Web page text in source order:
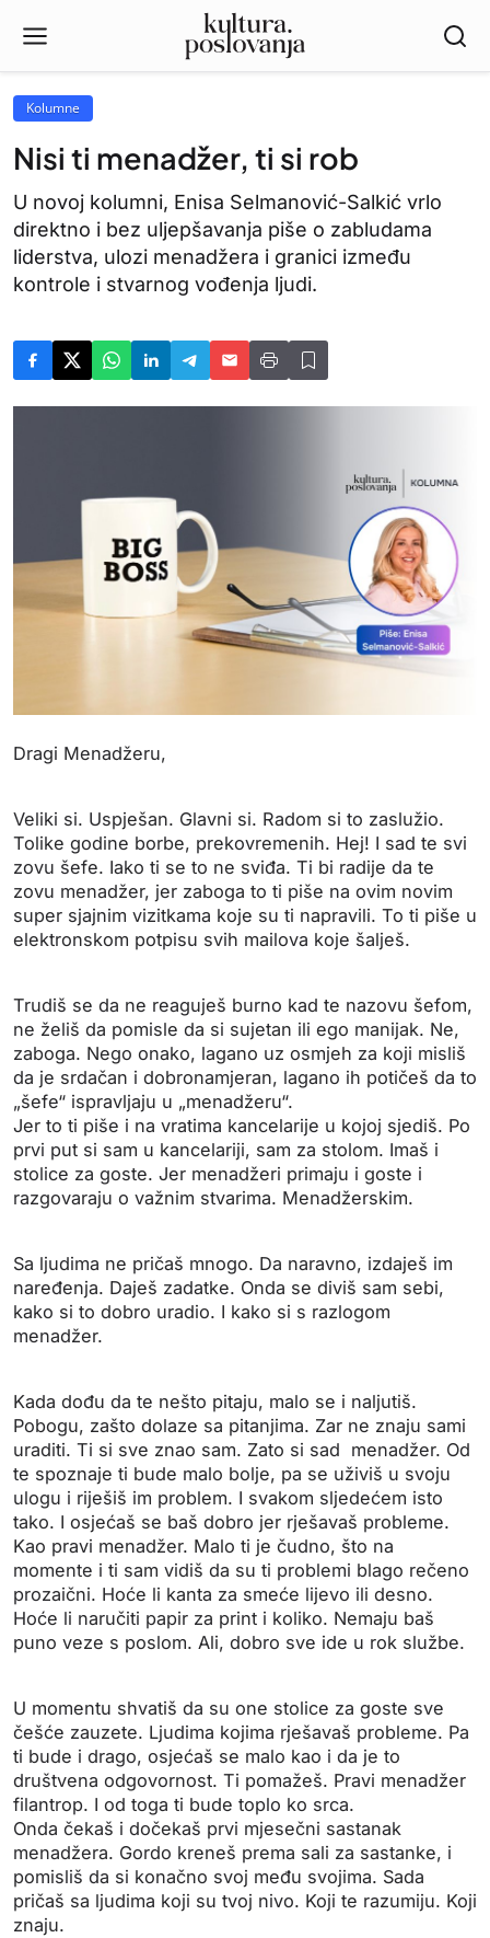
Kolumne
Nisi ti menadžer, ti si rob
U novoj kolumni, Enisa Selmanović-Salkić vrlo
direktno i bez uljepšavanja piše o zabludama
liderstva, ulozi menadžera i granici između
kontrole i stvarnog vođenja ljudi.
Dragi Menadžeru,
Veliki si. Uspješan. Glavni si. Radom si to zaslužio.
Tolike godine borbe, prekovremenih. Hej! I sad te svi
zovu šefe. Iako ti se to ne sviđa. Ti bi radije da te
zovu menadžer, jer zaboga to ti piše na ovim novim
super sjajnim vizitkama koje su ti napravili. To ti piše u
elektronskom potpisu svih mailova koje šalješ.
Trudiš se da ne reaguješ burno kad te nazovu šefom,
ne želiš da pomisle da si sujetan ili ego manijak. Ne,
zaboga. Nego onako, lagano uz osmjeh za koji misliš
da je srdačan i dobronamjeran, lagano ih potičeš da to
„šefe“ ispravljaju u „menadžeru“.
Jer to ti piše i na vratima kancelarije u kojoj sjediš. Po
prvi put si sam u kancelariji, sam za stolom. Imaš i
stolice za goste. Jer menadžeri primaju i goste i
razgovaraju o važnim stvarima. Menadžerskim.
Sa ljudima ne pričaš mnogo. Da naravno, izdaješ im
naređenja. Daješ zadatke. Onda se diviš sam sebi,
kako si to dobro uradio. I kako si s razlogom
menadžer.
Kada dođu da te nešto pitaju, malo se i naljutiš.
Pobogu, zašto dolaze sa pitanjima. Zar ne znaju sami
uraditi. Ti si sve znao sam. Zato si sad menadžer. Od
te spoznaje ti bude malo bolje, pa se uživiš u svoju
ulogu i riješiš im problem. I svakom sljedećem isto
tako. I osjećaš se baš dobro jer rješavaš probleme.
Kao pravi menadžer. Malo ti je čudno, što na
momente i ti sam vidiš da su ti problemi blago rečeno
prozaični. Hoće li kanta za smeće lijevo ili desno.
Hoće li naručiti papir za print i koliko. Nemaju baš
puno veze s poslom. Ali, dobro sve ide u rok službe.
U momentu shvatiš da su one stolice za goste sve
češće zauzete. Ljudima kojima rješavaš probleme. Pa
ti bude i drago, osjećaš se malo kao i da je to
društvena odgovornost. Ti pomažeš. Pravi menadžer
filantrop. I od toga ti bude toplo ko srca.
Onda čekaš i dočekaš prvi mjesečni sastanak
menadžera. Gordo kreneš prema sali za sastanke, i
pomisliš da si konačno svoj među svojima. Sada
pričaš sa ljudima koji su tvoj nivo. Koji te razumiju. Koji
znaju.